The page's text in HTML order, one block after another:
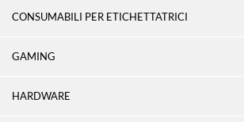
CONSUMABILI PER ETICHETTATRICI
GAMING
HARDWARE